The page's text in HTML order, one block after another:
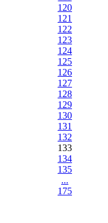
120
121
122
123
124
125
126
127
128
129
130
131
132
133
134
135
...
175